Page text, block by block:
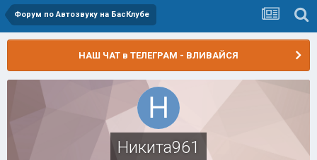
Форум по Автозвуку на БасКлубе
НАШ ЧАТ в ТЕЛЕГРАМ - ВЛИВАЙСЯ
Никита961